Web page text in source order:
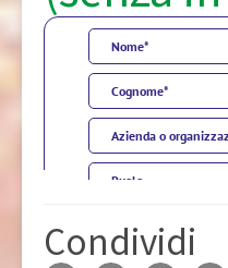
Condividi